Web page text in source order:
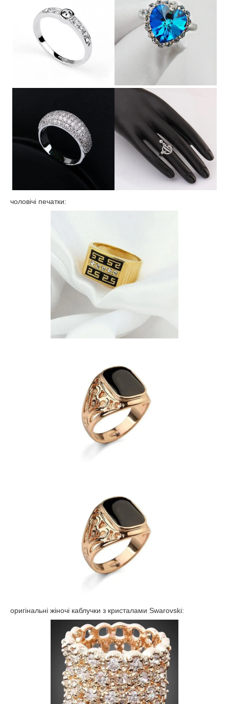
чоловічі печатки:
оригінальні жіночі каблучки з кристалами Swarovski: